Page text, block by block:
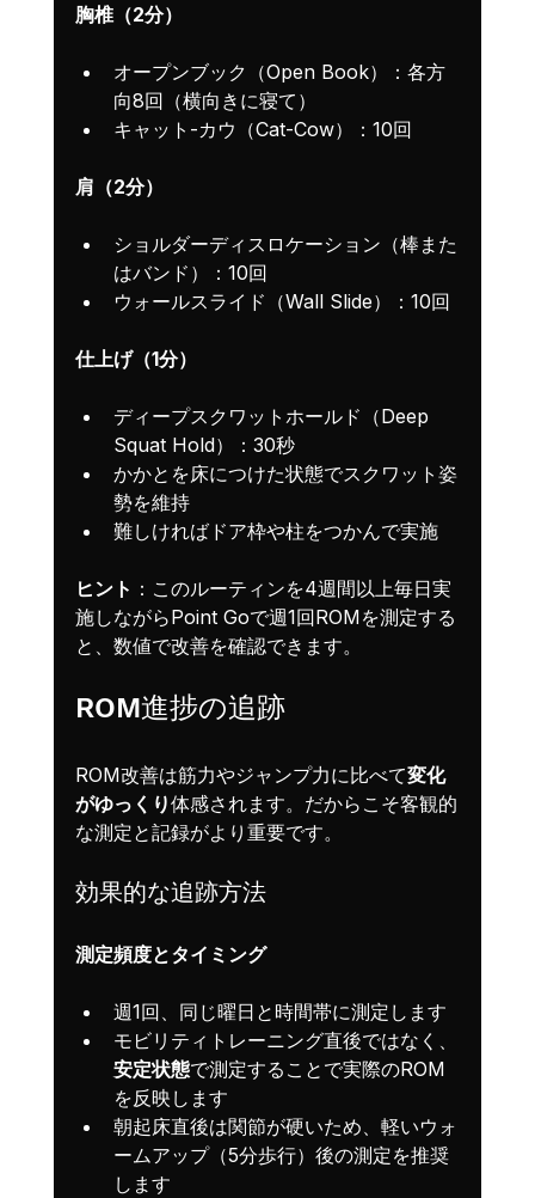
胸椎（2分）
オープンブック（Open Book）：各方
向8回（横向きに寝て）
キャット-カウ（Cat-Cow）：10回
肩（2分）
ショルダーディスロケーション（棒また
はバンド）：10回
ウォールスライド（Wall Slide）：10回
仕上げ（1分）
ディープスクワットホールド（Deep
Squat Hold）：30秒
かかとを床につけた状態でスクワット姿
勢を維持
難しければドア枠や柱をつかんで実施
ヒント ：このルーティンを4週間以上毎日実
施しながらPoint Goで週1回ROMを測定する
と、数値で改善を確認できます。
ROM進捗の追跡
ROM改善は筋力やジャンプ力に比べて変化
がゆっくり体感されます。だからこそ客観的
な測定と記録がより重要です。
効果的な追跡方法
測定頻度とタイミング
週1回、同じ曜日と時間帯に測定します
モビリティトレーニング直後ではなく、
安定状態で測定することで実際のROM
を反映します
朝起床直後は関節が硬いため、軽いウォ
ームアップ（5分歩行）後の測定を推奨
します